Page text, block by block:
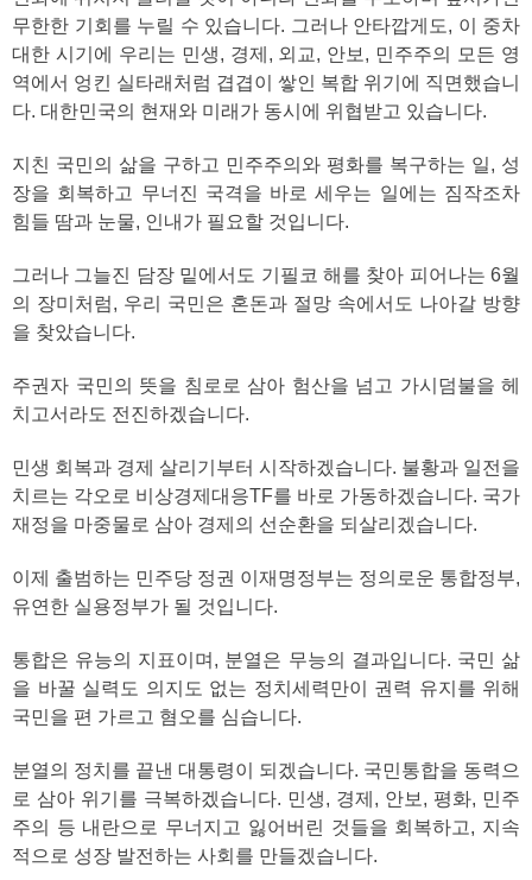
무한한 기회를 누릴 수 있습니다. 그러나 안타깝게도, 이 중차
대한 시기에 우리는 민생, 경제, 외교, 안보, 민주주의 모든 영
역에서 엉킨 실타래처럼 겹겹이 쌓인 복합 위기에 직면했습니
다. 대한민국의 현재와 미래가 동시에 위협받고 있습니다.
지친 국민의 삶을 구하고 민주주의와 평화를 복구하는 일, 성
장을 회복하고 무너진 국격을 바로 세우는 일에는 짐작조차
힘들 땀과 눈물, 인내가 필요할 것입니다.
그러나 그늘진 담장 밑에서도 기필코 해를 찾아 피어나는 6월
의 장미처럼, 우리 국민은 혼돈과 절망 속에서도 나아갈 방향
을 찾았습니다.
주권자 국민의 뜻을 침로로 삼아 험산을 넘고 가시덤불을 헤
치고서라도 전진하겠습니다.
민생 회복과 경제 살리기부터 시작하겠습니다. 불황과 일전을
치르는 각오로 비상경제대응TF를 바로 가동하겠습니다. 국가
재정을 마중물로 삼아 경제의 선순환을 되살리겠습니다.
이제 출범하는 민주당 정권 이재명정부는 정의로운 통합정부,
유연한 실용정부가 될 것입니다.
통합은 유능의 지표이며, 분열은 무능의 결과입니다. 국민 삶
을 바꿀 실력도 의지도 없는 정치세력만이 권력 유지를 위해
국민을 편 가르고 혐오를 심습니다.
분열의 정치를 끝낸 대통령이 되겠습니다. 국민통합을 동력으
로 삼아 위기를 극복하겠습니다. 민생, 경제, 안보, 평화, 민주
주의 등 내란으로 무너지고 잃어버린 것들을 회복하고, 지속
적으로 성장 발전하는 사회를 만들겠습니다.